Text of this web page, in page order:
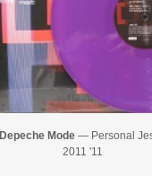
Depeche Mode — Personal
2011 '11